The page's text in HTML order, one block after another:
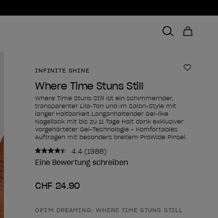
INFINITE SHINE Zur
Where Time Stuns Still
Where Time Stuns Still ist ein schimmernder,
transparenter Lila-Ton und im Salon-Style mit
langer Haltbarkeit.Langanhaltender Gel-like
Nagellack mit bis zu 11 Tage Halt dank exklusiver
vorgehärteter Gel-Technologie - Komfortables
Auftragen mit besonders breitem ProWide Pinsel.
4.4 1988
Bewertungen
lesen..
(1988)
Eine Bewertung schreiben
CHF 24.90
Form des Produkts
OPI'M DREAMING: WHERE TIME STUNS STILL